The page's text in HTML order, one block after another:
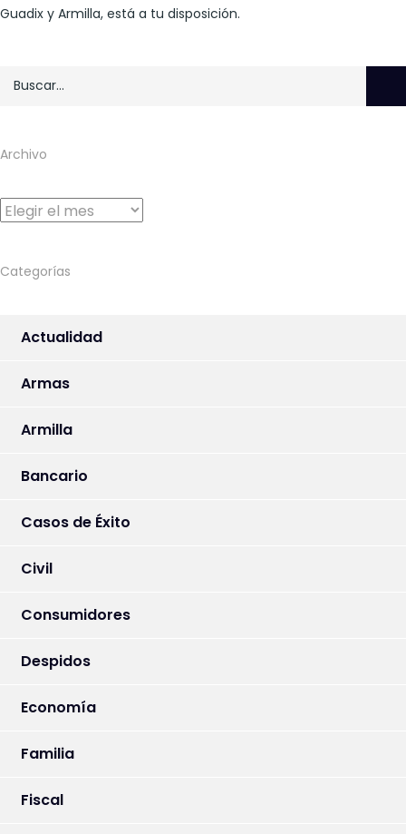
Guadix y Armilla, está a tu disposición.
Archivo
Archivo
Categorías
Actualidad
Armas
Armilla
Bancario
Casos de Éxito
Civil
Consumidores
Despidos
Economía
Familia
Fiscal